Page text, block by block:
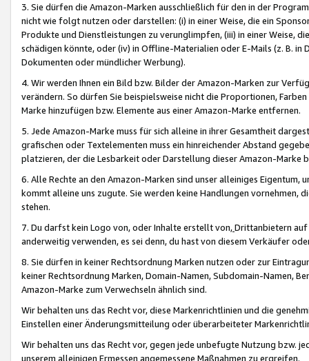
3. Sie dürfen die Amazon-Marken ausschließlich für den in der
nicht wie folgt nutzen oder darstellen: (i) in einer Weise, die ein
Produkte und Dienstleistungen zu verunglimpfen, (iii) in einer Weise,
schädigen könnte, oder (iv) in Offline-Materialien oder E-Mails (z. B. in
Dokumenten oder mündlicher Werbung).
4. Wir werden Ihnen ein Bild bzw. Bilder der Amazon-Marken zur
verändern. So dürfen Sie beispielsweise nicht die Proportionen,
Marke hinzufügen bzw. Elemente aus einer Amazon-Marke entfernen.
5. Jede Amazon-Marke muss für sich alleine in ihrer Gesamtheit
grafischen oder Textelementen muss ein hinreichender Abstand
platzieren, der die Lesbarkeit oder Darstellung dieser Amazon-Marke
6. Alle Rechte an den Amazon-Marken sind unser alleiniges
kommt alleine uns zugute. Sie werden keine Handlungen vornehmen,
stehen.
7. Du darfst kein Logo von, oder Inhalte erstellt von,Drittanbietern auf
anderweitig verwenden, es sei denn, du hast von diesem Verkäufer
8. Sie dürfen in keiner Rechtsordnung Marken nutzen oder zur
keiner Rechtsordnung Marken, Domain-Namen, Subdomain-Namen,
Amazon-Marke zum Verwechseln ähnlich sind.
Wir behalten uns das Recht vor, diese Markenrichtlinien und die
Einstellen einer Änderungsmitteilung oder überarbeiteter
Wir behalten uns das Recht vor, gegen jede unbefugte Nutzung bzw.
unserem alleinigen Ermessen angemessene Maßnahmen zu ergreifen.